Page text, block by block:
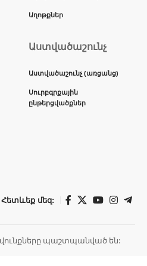
Աղոթքներ
Աստվածաշունչ
Աստվածաշունչ (առցանց)
Սուրբգրքային
ընթերցվածքներ
Հետևեք մեզ:
պաշտպանված են: